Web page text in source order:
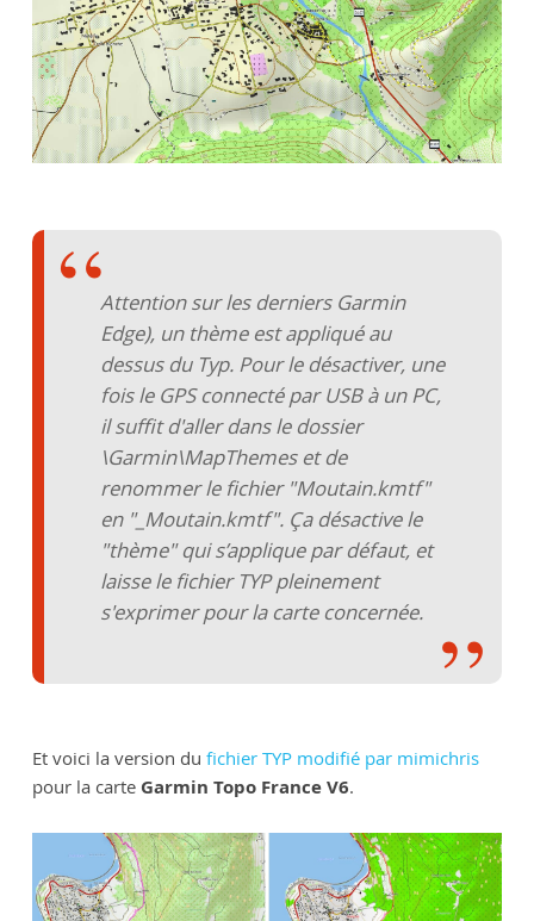
Attention sur les derniers Garmin
Edge), un thème est appliqué au
dessus du Typ. Pour le désactiver, une
fois le GPS connecté par USB à un PC,
il suffit d'aller dans le dossier
\Garmin\MapThemes et de
renommer le fichier "Moutain.kmtf"
en "_Moutain.kmtf". Ça désactive le
"thème" qui s’applique par défaut, et
laisse le fichier TYP pleinement
s'exprimer pour la carte concernée.
Et voici la version du fichier TYP modifié par mimichris
pour la carte Garmin Topo France V6.